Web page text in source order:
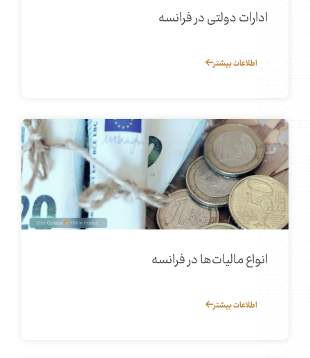
ادارات دولتی در فرانسه
اطلاعات بیشتر
انواع مالیات‌ها در فرانسه
اطلاعات بیشتر